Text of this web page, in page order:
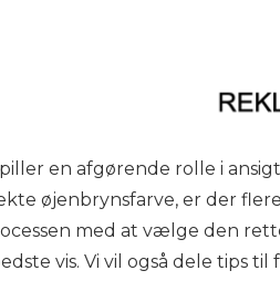
en afgørende rolle i
øjenbrynsfarve, er der
med at vælge den
vis. Vi vil også dele tips